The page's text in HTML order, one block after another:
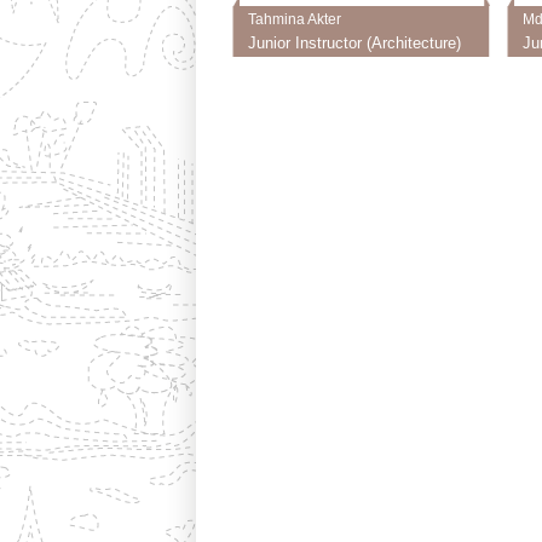
Tahmina Akter
Junior Instructor (Architecture)